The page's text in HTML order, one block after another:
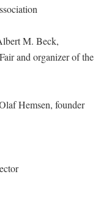
M. Beck,
and organizer of the
Hemsen, founder